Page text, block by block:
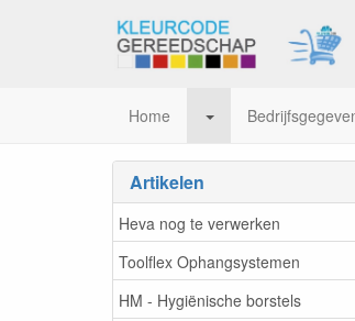
Home
Artikelen
Heva nog te verwerken
Toolflex Ophangsystemen
HM - Hygiënische borstels